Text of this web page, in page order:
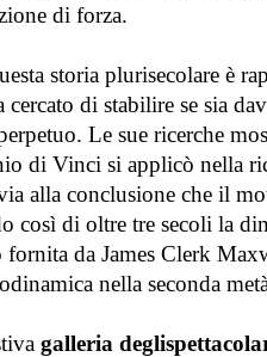
di forza.
storia plurisecolare è
cercato di stabilire se sia
Le sue ricerche
di Vinci si applicò nella
alla conclusione che il
così di oltre tre secoli la
da James Clerk
nella seconda
galleria degli